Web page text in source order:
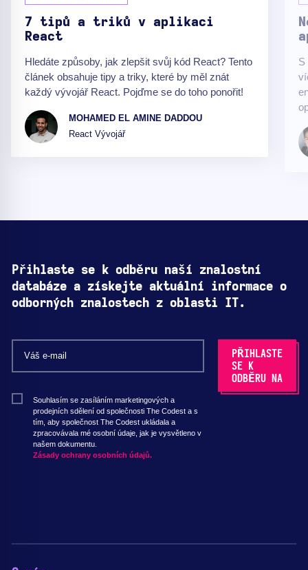
7 tipů a triků v aplikaci
React
Hledáte způsoby, jak zlepšit svůj kód React? Tento
článek obsahuje tipy a triky, které by měl znát
každý vývojář React. Pojďme se do toho ponořit!
MOHAMED EL AMINE DADDOU
React Vývojář
S
Přihlaste se k odběru naší znalostní
databáze a získejte aktuální informace o
odborných znalostech z oblasti IT.
Souhlasím se zasíláním marketingových a
prodejních sdělení od společnosti The Codest a s
tím, aby společnost The Codest ukládala a
zpracovávala mé osobní údaje, jak je vysvětleno v
našem dokumentu.
Zásady ochrany osobních údajů.